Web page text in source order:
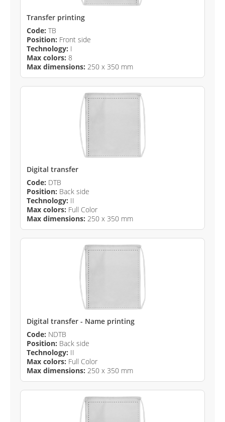
Transfer printing
Code: TB
Position: Front side
Technology: I
Max colors: 8
Max dimensions: 250 x 350 mm
Digital transfer
Code: DTB
Position: Back side
Technology: II
Max colors: Full Color
Max dimensions: 250 x 350 mm
Digital transfer - Name printing
Code: NDTB
Position: Back side
Technology: II
Max colors: Full Color
Max dimensions: 250 x 350 mm